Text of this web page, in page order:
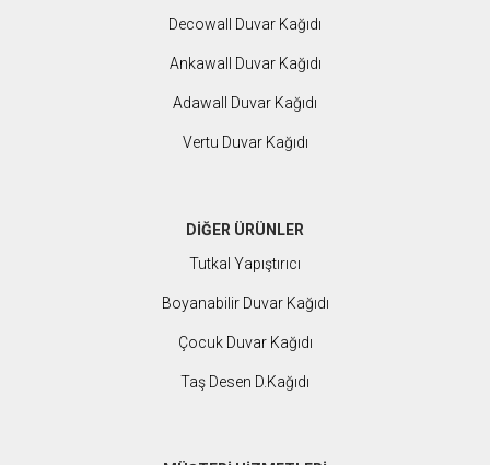
Decowall Duvar Kağıdı
Ankawall Duvar Kağıdı
Adawall Duvar Kağıdı
Vertu Duvar Kağıdı
DİĞER ÜRÜNLER
Tutkal Yapıştırıcı
Boyanabilir Duvar Kağıdı
Çocuk Duvar Kağıdı
Taş Desen D.Kağıdı